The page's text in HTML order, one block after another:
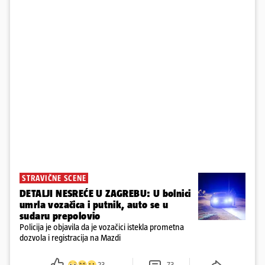
STRAVIČNE SCENE
DETALJI NESREĆE U ZAGREBU: U bolnici
umrla vozačica i putnik, auto se u
sudaru prepolovio
Policija je objavila da je vozačici istekla prometna
dozvola i registracija na Mazdi